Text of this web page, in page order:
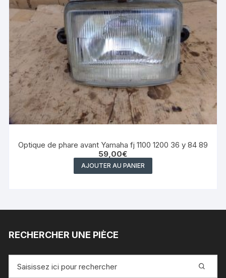
Optique de phare avant Yamaha fj 1100 1200 36 y 84 89
59,00€
AJOUTER AU PANIER
RECHERCHER UNE PIÈCE
pour